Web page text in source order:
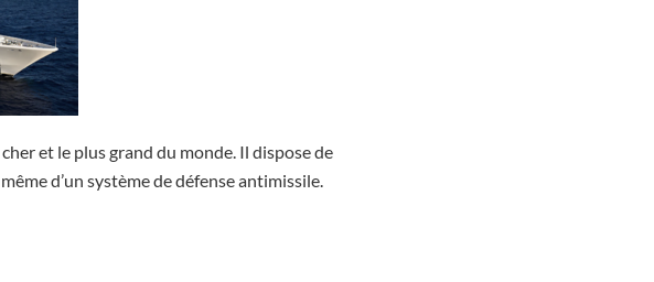
et le plus grand du monde. Il dispose de
d’un système de défense antimissile.